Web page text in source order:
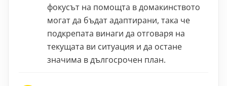
фокусът на помощта в домакинството
могат да бъдат адаптирани, така че
подкрепата винаги да отговаря на
текущата ви ситуация и да остане
значима в дългосрочен план.